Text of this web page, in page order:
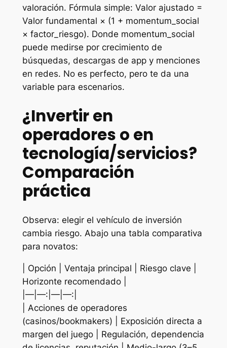
valoración. Fórmula simple: Valor ajustado =
Valor fundamental × (1 + momentum_social
× factor_riesgo). Donde momentum_social
puede medirse por crecimiento de
búsquedas, descargas de app y menciones
en redes. No es perfecto, pero te da una
variable para escenarios.
¿Invertir en
operadores o en
tecnología/servicios?
Comparación
práctica
Observa: elegir el vehículo de inversión
cambia riesgo. Abajo una tabla comparativa
para novatos:
| Opción | Ventaja principal | Riesgo clave |
Horizonte recomendado |
|—|—:|—|—:|
| Acciones de operadores
(casinos/bookmakers) | Exposición directa a
margen del juego | Regulación, dependencia